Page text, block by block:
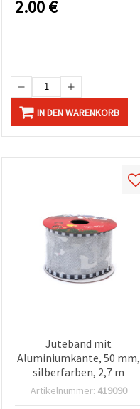
2.00€
IN DEN WARENKORB
Juteband mit
Aluminiumkante, 50 mm,
silberfarben, 2,7 m
Artikelnummer: 419090